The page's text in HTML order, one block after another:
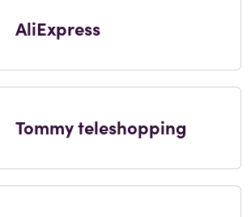
AliExpress
Tommy teleshopping